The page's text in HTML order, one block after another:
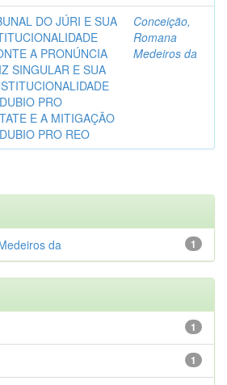
DO JÚRI E SUA
A PRONÚNCIA
SINGULAR E SUA
PRO
E A MITIGAÇÃO
PRO REO
Conceição,
Romana
Medeiros da
1
da
1
1